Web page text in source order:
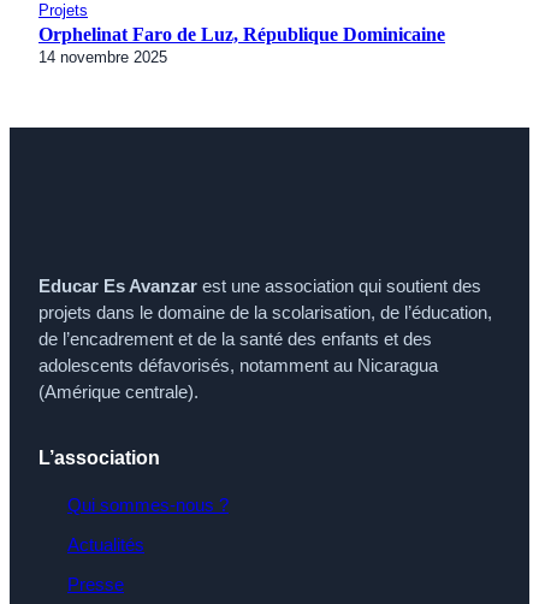
Projets
Orphelinat Faro de Luz, République Dominicaine
14 novembre 2025
Educar Es Avanzar est une association qui soutient des
projets dans le domaine de la scolarisation, de l’éducation,
de l’encadrement et de la santé des enfants et des
adolescents défavorisés, notamment au Nicaragua
(Amérique centrale).
L’association
Qui sommes-nous ?
Actualités
Presse